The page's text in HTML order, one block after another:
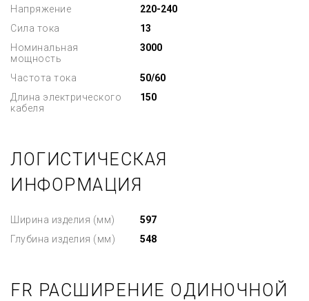
Напряжение
220-240
Сила тока
13
Номинальная
мощность
3000
Частота тока
50/60
Длина электрического
кабеля
150
ЛОГИСТИЧЕСКАЯ
ИНФОРМАЦИЯ
Ширина изделия (мм)
597
Глубина изделия (мм)
548
FR РАСШИРЕНИЕ ОДИНОЧНОЙ